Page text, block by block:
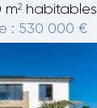
m2
habitables
: 530 000 €